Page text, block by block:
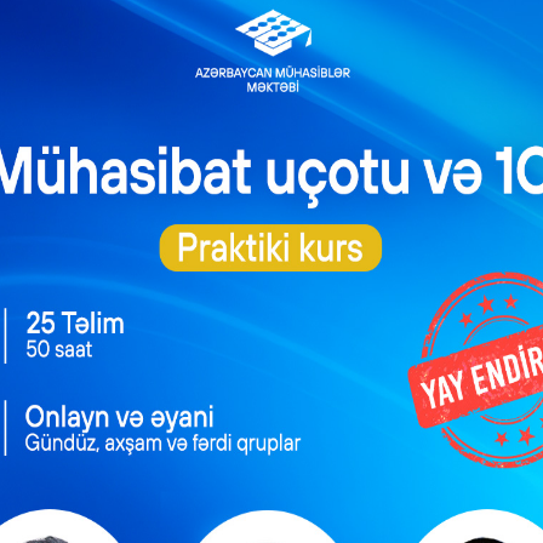
və daimi
xidmətlərin
Məşğulluq Strategiyası
2026–2030: Əmək
bazarında yeni hədəflər